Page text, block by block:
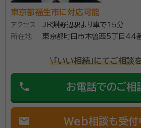
東京都福生市に対応可能
アクセス
JR淵野辺駅より車で15分
所在地
東京都町田市木曽西5丁目44
\「いい相続」にてご相談
phone お電話でのご相
mail Web相談も受付